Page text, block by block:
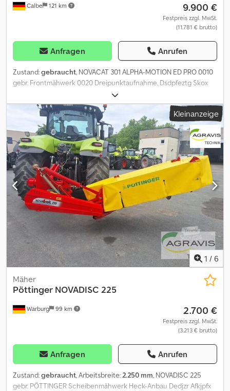
Calbe 121 km 9.900 €
Festpreis zzgl. MwSt.
(11.781 € brutto)
Anfragen Anrufen
Zustand:gebraucht, NOVACAT 301 ALPHA-MOTION ED PRO 0010
gebr. Frontmähwerk 0020 Dreipunktaufnahme, Dsdpfeztg Skox
Afzock 0030 Zapfwelle, 0040 Schwadscheiben,
Kleinanzeige
1 / 6
Warburg 99 km
Mäher
Pöttinger NOVADISC 225
2.700 €
Festpreis zzgl. MwSt.
(3.213 € brutto)
Anfragen Anrufen
Zustand:gebraucht, Arbeitsbreite: 2.250 mm, NOVADISC 225
gebr. PÖTTINGER Scheibenmähwerk Heck-Anbau Dedjzr Afkjpfx